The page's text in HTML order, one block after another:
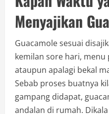
Menyajikan
Guacamole sesuai
kemilan sore hari, menu
ataupun apalagi bekal
Sebab proses buatnya
gampang didapat,
andalan di rumah.